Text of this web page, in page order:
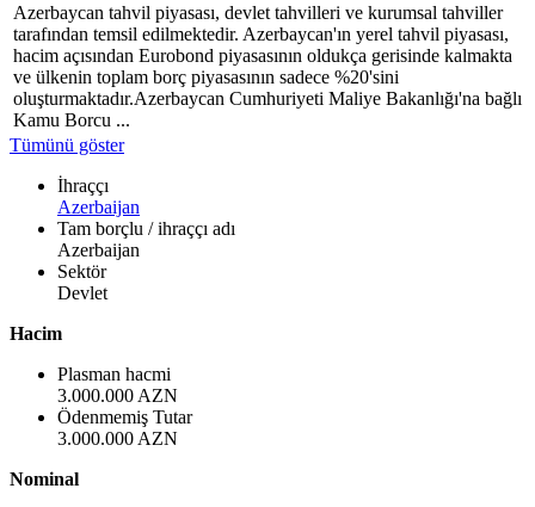
Azerbaycan tahvil piyasası, devlet tahvilleri ve kurumsal tahviller
tarafından temsil edilmektedir. Azerbaycan'ın yerel tahvil piyasası,
hacim açısından Eurobond piyasasının oldukça gerisinde kalmakta
ve ülkenin toplam borç piyasasının sadece %20'sini
oluşturmaktadır.Azerbaycan Cumhuriyeti Maliye Bakanlığı'na bağlı
Kamu Borcu ...
Tümünü göster
İhraççı
Azerbaijan
Tam borçlu / ihraççı adı
Azerbaijan
Sektör
Devlet
Hacim
Plasman hacmi
3.000.000 AZN
Ödenmemiş Tutar
3.000.000 AZN
Nominal